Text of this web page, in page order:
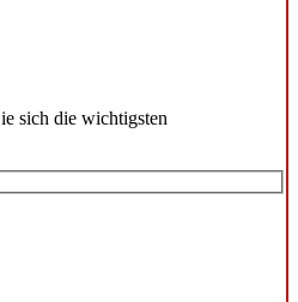
sich die wichtigsten